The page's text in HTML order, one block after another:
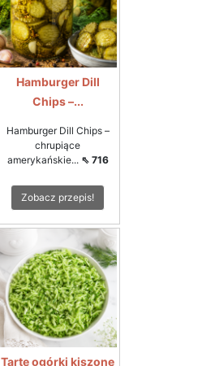
Hamburger Dill
Chips –...
Hamburger Dill Chips –
chrupiące
amerykańskie... ⇖ 716
Zobacz przepis!
Tarte ogórki kiszone